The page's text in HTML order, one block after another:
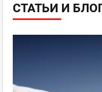
СТАТЬИ И